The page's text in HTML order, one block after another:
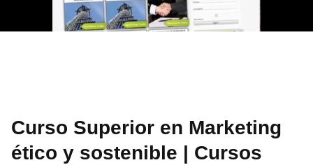
Curso Superior en Marketing
ético y sostenible | Cursos